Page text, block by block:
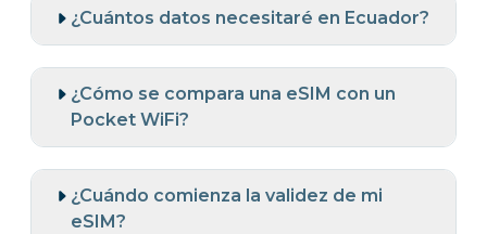
¿Cuántos datos necesitaré en Ecuador?
¿Cómo se compara una eSIM con un
Pocket WiFi?
¿Cuándo comienza la validez de mi
eSIM?